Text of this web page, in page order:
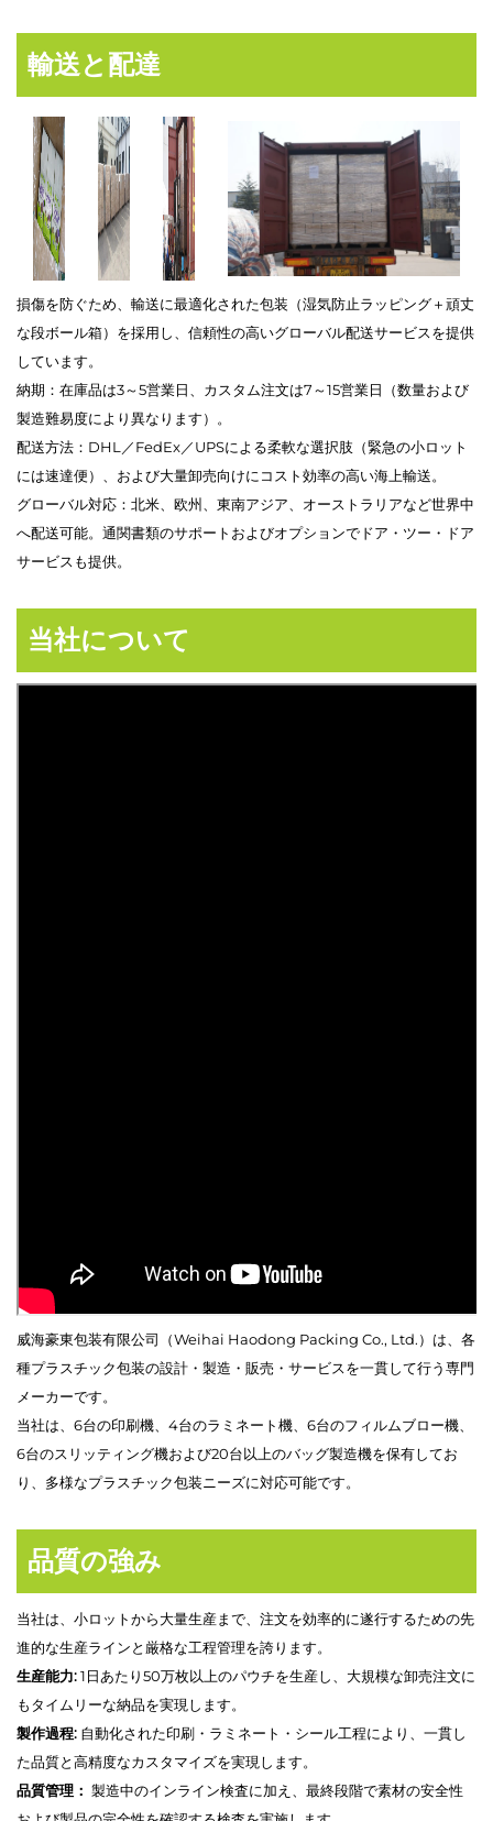
輸送と配達
損傷を防ぐため、輸送に最適化された包装（湿気防止ラッピング＋頑丈
な段ボール箱）を採用し、信頼性の高いグローバル配送サービスを提供
しています。
納期：在庫品は3～5営業日、カスタム注文は7～15営業日（数量および
製造難易度により異なります）。
配送方法：DHL／FedEx／UPSによる柔軟な選択肢（緊急の小ロット
には速達便）、および大量卸売向けにコスト効率の高い海上輸送。
グローバル対応：北米、欧州、東南アジア、オーストラリアなど世界中
へ配送可能。通関書類のサポートおよびオプションでドア・ツー・ドア
サービスも提供。
当社について
威海豪東包装有限公司（Weihai Haodong Packing Co., Ltd.）は、各
種プラスチック包装の設計・製造・販売・サービスを一貫して行う専門
メーカーです。
当社は、6台の印刷機、4台のラミネート機、6台のフィルムブロー機、
6台のスリッティング機および20台以上のバッグ製造機を保有してお
り、多様なプラスチック包装ニーズに対応可能です。
品質の強み
当社は、小ロットから大量生産まで、注文を効率的に遂行するための先
進的な生産ラインと厳格な工程管理を誇ります。
生産能力:1日あたり50万枚以上のパウチを生産し、大規模な卸売注文に
もタイムリーな納品を実現します。
製作過程: 自動化された印刷・ラミネート・シール工程により、一貫し
た品質と高精度なカスタマイズを実現します。
品質管理： 製造中のインライン検査に加え、最終段階で素材の安全性